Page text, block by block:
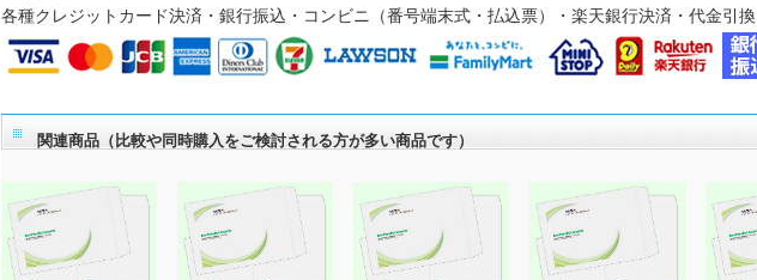
各種クレジットカード決済・銀行振込・コンビニ（番号端末式・払込票）・楽天銀行決済・代金引換
関連商品（比較や同時購入をご検討される方が多い商品です）